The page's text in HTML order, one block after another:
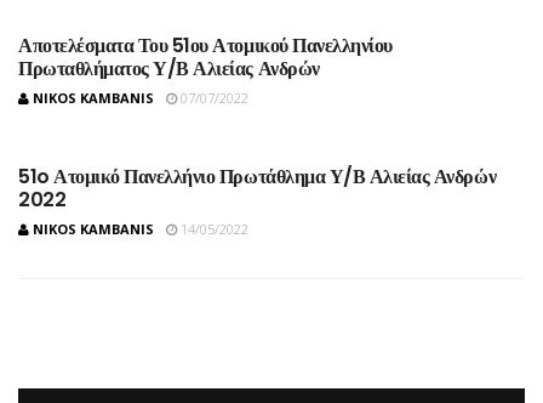
Αποτελέσματα Του 51ου Ατομικού Πανελληνίου
Πρωταθλήματος Υ/Β Αλιείας Ανδρών
NIKOS KAMBANIS 07/07/2022
51o Ατομικό Πανελλήνιο Πρωτάθλημα Υ/Β Αλιείας Ανδρών
2022
NIKOS KAMBANIS 14/05/2022